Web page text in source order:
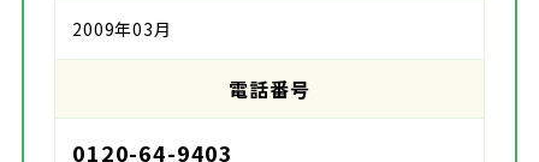
2009年03月
電話番号
0120-64-9403